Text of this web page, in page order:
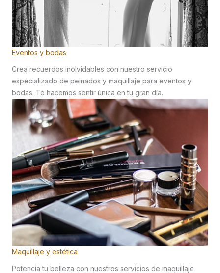
Eventos y bodas
Crea recuerdos inolvidables con nuestro servicio
especializado de peinados y maquillaje para eventos y
bodas. Te hacemos sentir única en tu gran día.
Maquillaje y estética
Potencia tu belleza con nuestros servicios de maquillaje